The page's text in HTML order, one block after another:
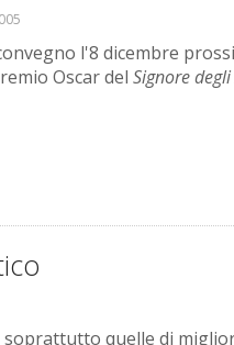
l'8 dicembre
Oscar del Signore
soprattutto quelle di